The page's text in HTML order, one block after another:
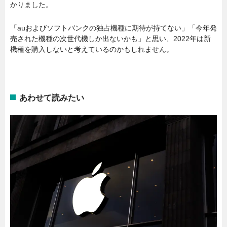
かりました。
「auおよびソフトバンクの独占機種に期待が持てない」「今年発
売された機種の次世代機しか出ないかも」と思い、2022年は新
機種を購入しないと考えているのかもしれません。
あわせて読みたい